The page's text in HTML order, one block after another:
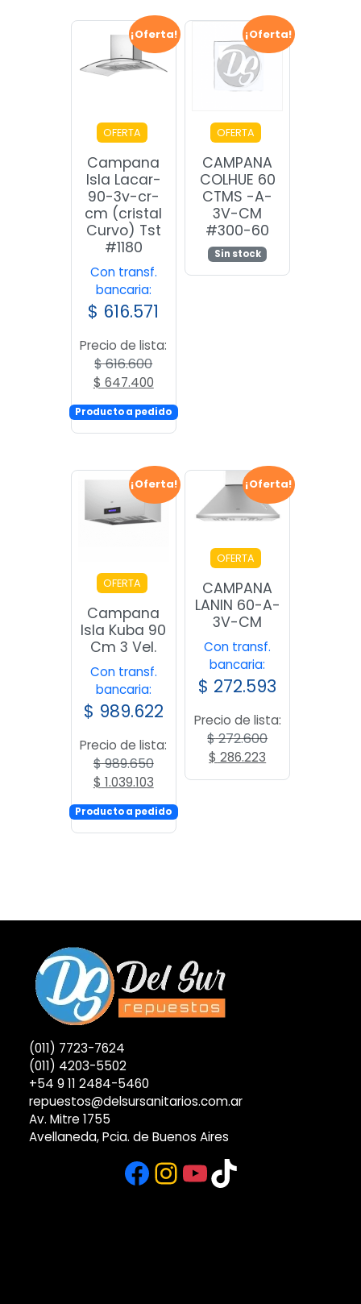
¡Oferta!
OFERTA
Campana
Isla Lacar-
90-3v-cr-
cm (cristal
Curvo) Tst
#1180
Con transf.
bancaria:
$ 616.571
Precio de lista:
$616.600
El
original
era:
$ 647.400El
actual
es:
Producto a pedido
¡Oferta!
OFERTA
CAMPANA
COLHUE 60
CTMS -A-
3V-CM
#300-60
Sin stock
¡Oferta!
OFERTA
Campana
Isla Kuba 90
Cm 3 Vel.
Con transf.
bancaria:
$ 989.622
Precio de lista:
$989.650
El
original
era:
$ 1.039.103El
actual
es:
Producto a pedido
¡Oferta!
OFERTA
CAMPANA
LANIN 60-A-
3V-CM
Con transf.
bancaria:
$ 272.593
Precio de lista:
$272.600
El
$ 286.223
precio
(011) 7723-7624
(011) 4203-5502
+54 9 11 2484-5460
repuestos@delsursanitarios.com.ar
Av. Mitre 1755
Avellaneda, Pcia. de Buenos Aires
Facebook
Instagram
YouTube
TikTok